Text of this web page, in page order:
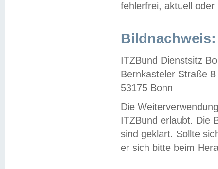
fehlerfrei, aktuell oder
Bildnachweis:
ITZBund Dienstsitz
Bernkasteler Straße 8
53175 Bonn
Die
ITZBund erlaubt. Die
sind geklärt. Sollte
er sich bitte beim